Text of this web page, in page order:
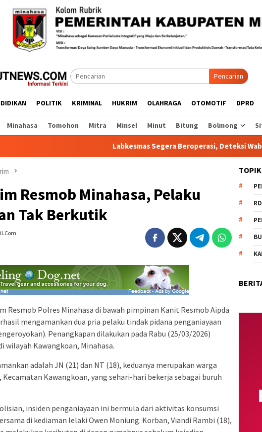
Pencarian
POLITIK KRIMINAL HUKRIM OLAHRAGA OTOMOTIF DPRD
Minahasa Tomohon Mitra Minsel Minut Bitung Bolmong
Labkesmas Segera Beroperasi, Deteksi Wabah Kini
Resmob Minahasa, Pelaku
Tak Berkutik
Resmob Polres Minahasa di bawah pimpinan Kanit Resmob Aipda
mengamankan dua pria pelaku tindak pidana penganiayaan
Penangkapan dilakukan pada Rabu (25/03/2026)
wilayah Kawangkoan, Minahasa.
adalah JN (21) dan NT (18), keduanya merupakan warga
Kecamatan Kawangkoan, yang sehari-hari bekerja sebagai buruh
insiden penganiayaan ini bermula dari aktivitas konsumsi
di kediaman lelaki Owen Moniung. Korban, Viandi Rambi (18),